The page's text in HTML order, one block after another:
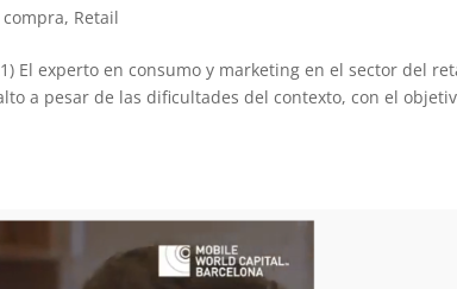
, Retail
El experto en consumo y marketing en el sector del
a pesar de las dificultades del contexto, con el